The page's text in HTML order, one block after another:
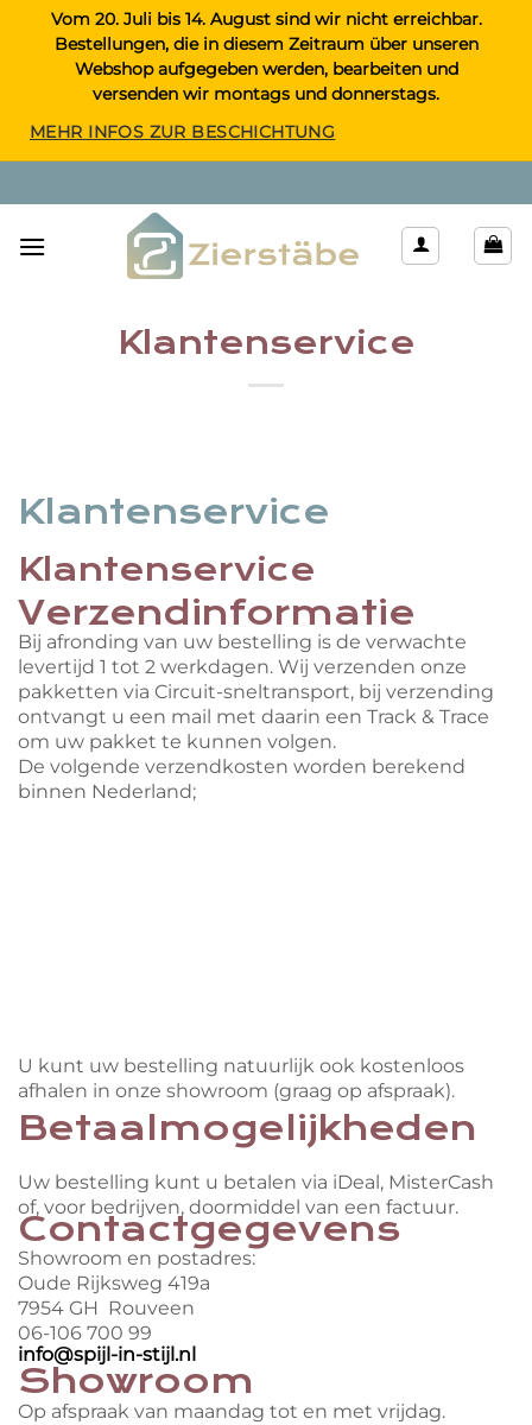
Inhalt
springen
Vom 20. Juli bis 14. August sind wir nicht erreichbar.
Bestellungen, die in diesem Zeitraum über unseren
Webshop aufgegeben werden, bearbeiten und
versenden wir montags und donnerstags.
MEHR INFOS ZUR BESCHICHTUNG
Klantenservice
Klantenservice
Klantenservice
Verzendinformatie
Bij afronding van uw bestelling is de verwachte
levertijd 1 tot 2 werkdagen. Wij verzenden onze
pakketten via Circuit-sneltransport, bij verzending
ontvangt u een mail met daarin een Track & Trace
om uw pakket te kunnen volgen.
De volgende verzendkosten worden berekend
binnen Nederland;
U kunt uw bestelling natuurlijk ook kostenloos
afhalen in onze showroom (graag op afspraak).
Betaalmogelijkheden
Uw bestelling kunt u betalen via iDeal, MisterCash
of, voor bedrijven, doormiddel van een factuur.
Contactgegevens
Showroom en postadres:
Oude Rijksweg 419a
7954 GH Rouveen
06-106 700 99
info@spijl-in-stijl.nl
Showroom
Op afspraak van maandag tot en met vrijdag.